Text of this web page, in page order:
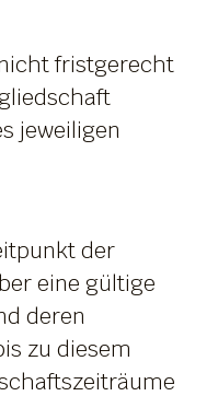
fristgerecht
jeweiligen
der
eine gültige
deren
zu diesem